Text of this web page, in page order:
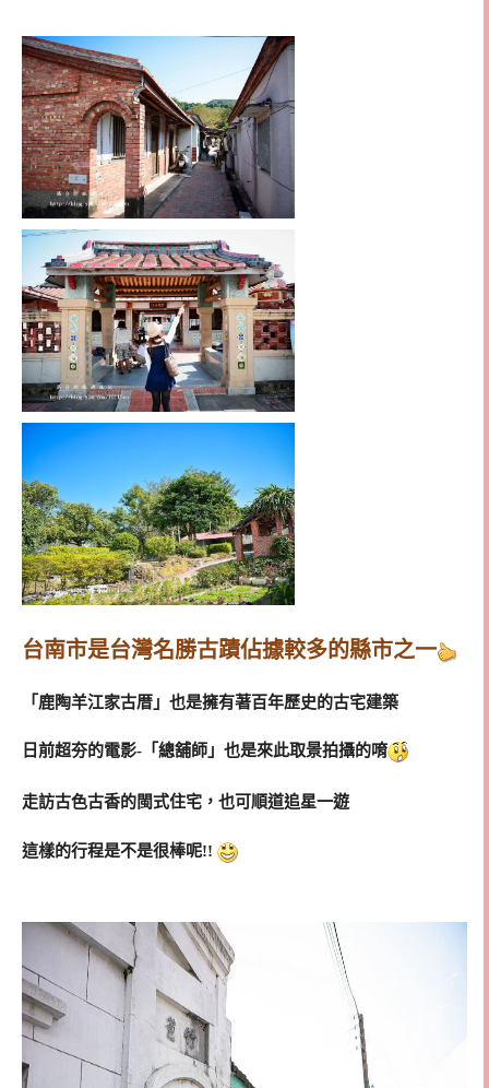
台南市是台灣名勝古蹟佔據較多的縣市之一
「鹿陶羊江家古厝」也是擁有著百年歷史的古宅建築
日前超夯的電影-「總舖師」也是來此取景拍攝的唷
走訪古色古香的閩式住宅，也可順道追星一遊
這樣的行程是不是很棒呢!!